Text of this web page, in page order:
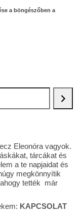
a böngészőben a
Eleonóra vagyok.
tárcákat és
a te napjaidat és
megkönnyítik
tették már
KAPCSOLAT